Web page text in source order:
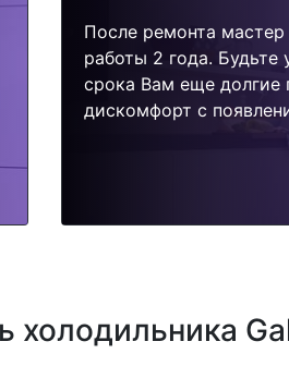
После ремонта
работы 2 года.
срока Вам еще долгие
дискомфорт с
холодильника